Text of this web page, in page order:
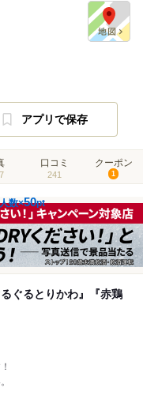
アプリで保存
口コミ
241
クーポン
1
数×50pt
ぐるとりかわ』『赤鶏